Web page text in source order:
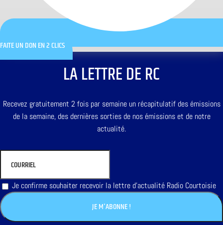
FAITE UN DON EN 2 CLICS
LA LETTRE DE RC
Recevez gratuitement 2 fois par semaine un récapitulatif des émissions
de la semaine, des dernières sorties de nos émissions et de notre
actualité.
Je confirme souhaiter recevoir la lettre d'actualité Radio Courtoisie